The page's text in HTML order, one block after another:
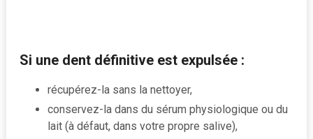
Si une dent définitive est expulsée :
récupérez-la sans la nettoyer,
conservez-la dans du sérum physiologique ou du
lait (à défaut, dans votre propre salive),